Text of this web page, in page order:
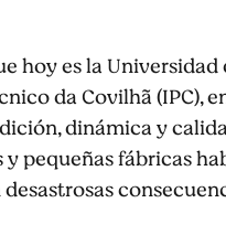
hoy es la
da Covilhã (IPC),
dinámica y
pequeñas fábricas